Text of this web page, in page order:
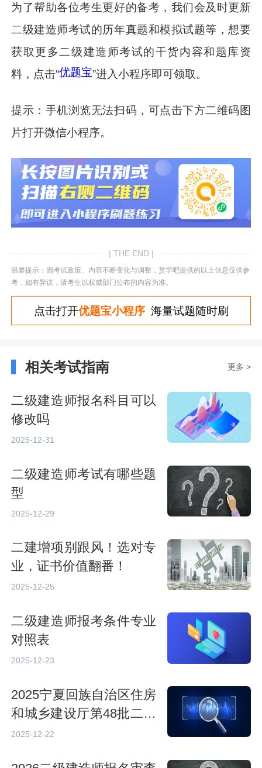
为了帮助各位考生更好的备考，我们会及时更新
二级建造师考试的历年真题和模拟试题等，想要
获取更多二级建造师考试的干货内容和题库资
料，点击“优题宝”进入小程序即可领取。
提示：手机浏览无法扫码，可点击下方二维码图
片打开微信小程序。
| THE END |
温馨提示：因考试政策、内容不断变化与调整，赏学吧提供的以上信息仅供参
考，如有异议，请考生以权威部门公布的内容为准。
点击打开优题宝小程序海量试题随时刷
相关考试指南 更多 >
二级建造师报名科目可以
修改吗
2025-12-31
二级建造师考试有哪些题
型
2025-12-29
二建增项别跟风！选对专
业，证书价值翻番！
2025-12-25
二级建造师报考条件专业
对照表
2025-12-23
2025宁夏回族自治区住房
和城乡建设厅第48批二级
注册建造师合格人员公告
2025-12-22